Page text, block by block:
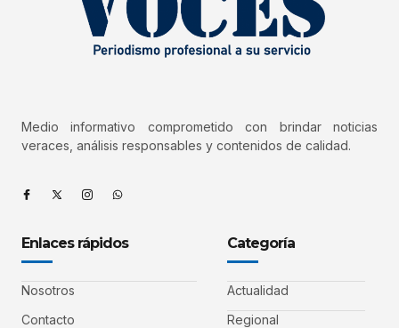
Medio informativo comprometido con brindar noticias
veraces, análisis responsables y contenidos de calidad.
Enlaces rápidos
Nosotros
Contacto
Categoría
Actualidad
Regional